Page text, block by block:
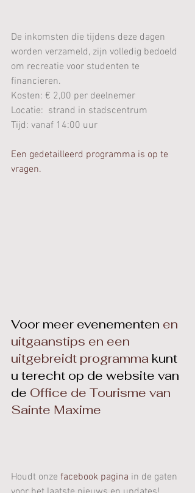
De inkomsten die tijdens deze dagen
worden verzameld, zijn volledig bedoeld
om recreatie voor studenten te
financieren.
Kosten: € 2,00 per deelnemer
Locatie:  strand in stadscentrum
Tijd: vanaf 14:00 uur
Een gedetailleerd programma is op te
vragen.
Voor meer evenementen en
uitgaanstips en een
uitgebreidt programma kunt
u terecht op de website van
de Office de Tourisme van
Sainte Maxime
Houdt onze facebook pagina in de gaten